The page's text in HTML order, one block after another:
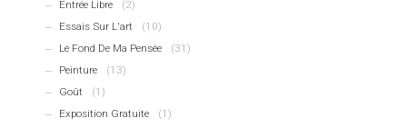
Entrée Libre
(2)
Essais Sur L'art
(10)
Le Fond De Ma Pensée
(31)
Peinture
(13)
Goût
(1)
Exposition Gratuite
(1)